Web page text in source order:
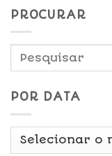
PROCURAR
POR DATA
Por